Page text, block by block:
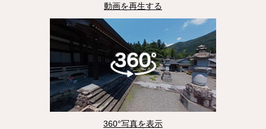
動画を再生する
360°写真を表示